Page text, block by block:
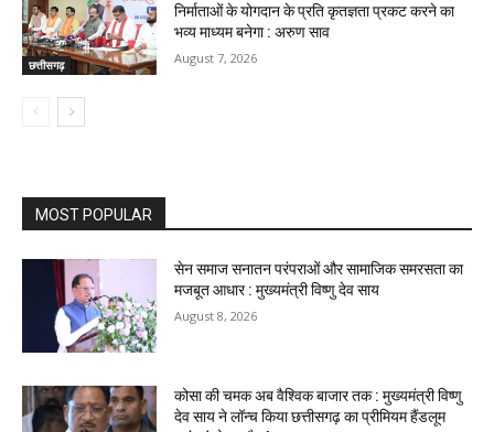
छत्तीसगढ़
निर्माताओं के योगदान के प्रति कृतज्ञता प्रकट करने का
भव्य माध्यम बनेगा : अरुण साव
August 7, 2026
MOST POPULAR
सेन समाज सनातन परंपराओं और सामाजिक समरसता का
मजबूत आधार : मुख्यमंत्री विष्णु देव साय
August 8, 2026
कोसा की चमक अब वैश्विक बाजार तक : मुख्यमंत्री विष्णु
देव साय ने लॉन्च किया छत्तीसगढ़ का प्रीमियम हैंडलूम